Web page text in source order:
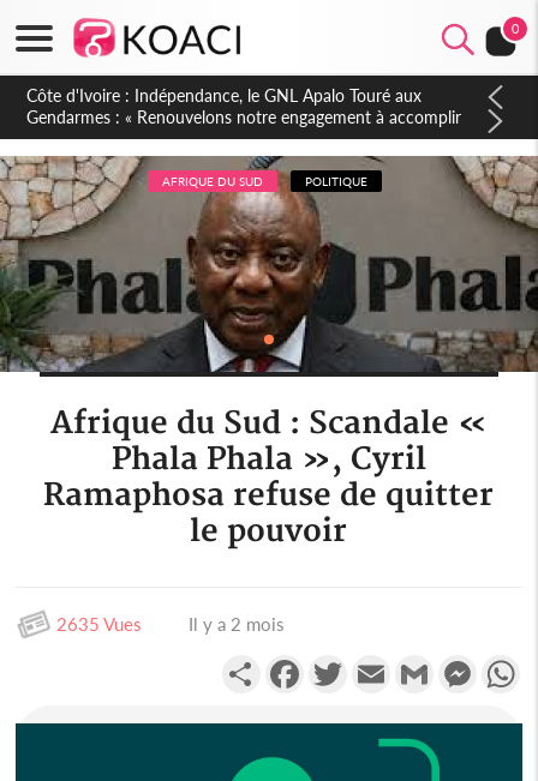
0
Sierra Leone : Un projet de réforme constitutionnelle en
gestation, points clés des amendements, un exclu d'avance
AFRIQUE DU SUD POLITIQUE
Afrique du Sud : Scandale «
Phala Phala », Cyril
Ramaphosa refuse de quitter
le pouvoir
2635 Vues Il y a 2 mois
PartagerFacebookTwitterEmail Gmail